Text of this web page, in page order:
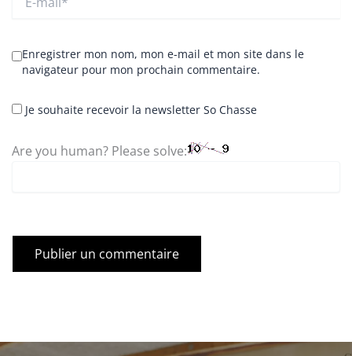
mail*
Enregistrer mon nom, mon e-mail et mon site dans le
navigateur pour mon prochain commentaire.
Je souhaite recevoir la newsletter So Chasse
Are you human? Please solve: